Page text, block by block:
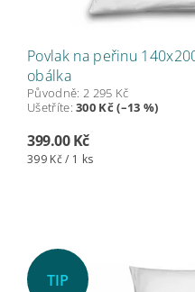
Povlak na peřinu
obálka
Původně: 2 295 Kč
Ušetříte:300 Kč (–13 %)
399.00 Kč
399 Kč / 1 ks
TIP